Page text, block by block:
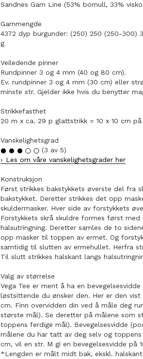
Sandnes Garn Line (53% bomull, 33%
Garnmengde
4372 dyp burgunder: (250) 250 (250-300)
g
Veiledende pinner
Rundpinner 3 og 4 mm (40 og 80 cm).
Ev. rundpinner 3 og 4 mm (30 cm) eller
minste str. Gjelder ikke hvis du benytter
Strikkefasthet
20 m x ca. 29 p glattstrikk = 10 x 10 cm
Vanskelighetsgrad
(3 av 5)
Les om våre vanskelighetsgrader her
Konstruksjon
Først strikkes bakstykkets øverste del fra
bakstykket. Deretter strikkes det opp
skuldermasker. Hver side av forstykkets
Forstykkets skrå skuldre formes først
halsutringning. Deretter samles de to
opp masker til toppen av ermet. Og
samtidig til slutten av ermehullet. Herfra
Til slutt strikkes halskant langs
Valg av størrelse
Vega Tee er ment å ha en
løstsittende du ønsker den. Her er den vist
cm. Finn overvidden din ved å måle deg
største mål). Se deretter på målene som
toppens ferdige mål). Bevegelsesvidde
målene du har tatt av deg selv og
cm, vil en str. M gi en bevegelsesvidde på
*Lengden er målt midt bak, ekskl.